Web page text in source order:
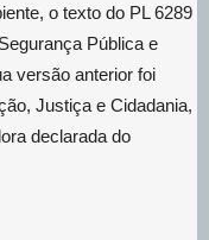
o texto do PL 6289
Pública e
versão anterior foi
Justiça e Cidadania,
declarada do